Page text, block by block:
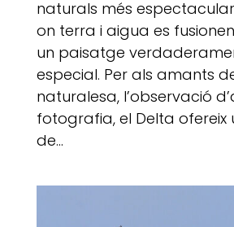
naturals més
on terra i aigua es
un paisatge
especial. Per als amants
naturalesa, l’observació
fotografia, el Delta ofereix
de...